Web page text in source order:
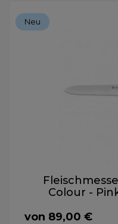
Neu
Colour -
von 89,00 €